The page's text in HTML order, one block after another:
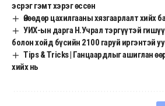
эсрэг гэмт хэрэг өссөн
Өнөөдөр цахилгааны хязгаарлалт хийх
УИХ-ын дарга Н.Учрал тэргүүтэй
болон хойд бүсийн 2100 гаруй иргэнтэй
Tips & Tricks | Ганцаардлыг ашиглан
хийх нь